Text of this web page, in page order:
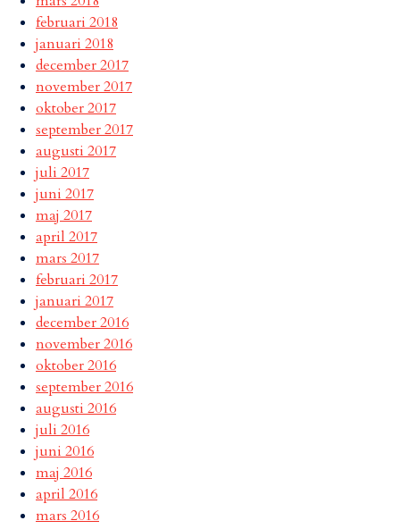
februari 2018
januari 2018
december 2017
november 2017
oktober 2017
september 2017
augusti 2017
juli 2017
juni 2017
maj 2017
april 2017
mars 2017
februari 2017
januari 2017
december 2016
november 2016
oktober 2016
september 2016
augusti 2016
juli 2016
juni 2016
maj 2016
april 2016
mars 2016